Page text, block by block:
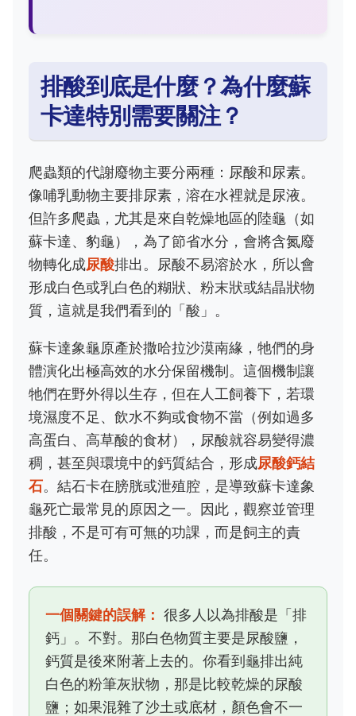
排酸到底是什麼？為什麼蘇
卡達特別需要關注？
爬蟲類的代謝廢物主要分兩種：尿酸和尿素。
像哺乳動物主要排尿素，溶在水裡就是尿液。
但許多爬蟲，尤其是來自乾燥地區的陸龜（如
蘇卡達、豹龜），為了節省水分，會將含氮廢
物轉化成尿酸排出。尿酸不易溶於水，所以會
形成白色或乳白色的糊狀、粉末狀或結晶狀物
質，這就是我們看到的「酸」。
蘇卡達象龜原產於撒哈拉沙漠南緣，牠們的身
體演化出極高效的水分保留機制。這個機制讓
牠們在野外得以生存，但在人工飼養下，若環
境濕度不足、飲水不夠或食物不當（例如過多
高蛋白、高草酸的食材），尿酸就容易變得濃
稠，甚至與環境中的鈣質結合，形成尿酸鈣結
石。結石卡在膀胱或泄殖腔，是導致蘇卡達象
龜死亡最常見的原因之一。因此，觀察並管理
排酸，不是可有可無的功課，而是飼主的責
任。
一個關鍵的誤解： 很多人以為排酸是「排
鈣」。不對。那白色物質主要是尿酸鹽，
鈣質是後來附著上去的。你看到龜排出純
白色的粉筆灰狀物，那是比較乾燥的尿酸
鹽；如果混雜了沙土或底材，顏色會不一